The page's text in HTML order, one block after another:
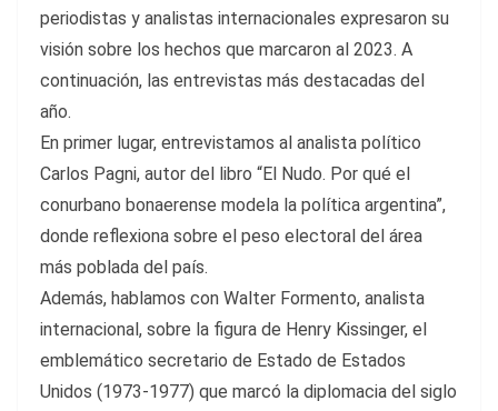
periodistas y analistas internacionales expresaron su
visión sobre los hechos que marcaron al 2023. A
continuación, las entrevistas más destacadas del
año.
En primer lugar, entrevistamos al analista político
Carlos Pagni, autor del libro “El Nudo. Por qué el
conurbano bonaerense modela la política argentina”,
donde reflexiona sobre el peso electoral del área
más poblada del país.
Además, hablamos con Walter Formento, analista
internacional, sobre la figura de Henry Kissinger, el
emblemático secretario de Estado de Estados
Unidos (1973-1977) que marcó la diplomacia del siglo